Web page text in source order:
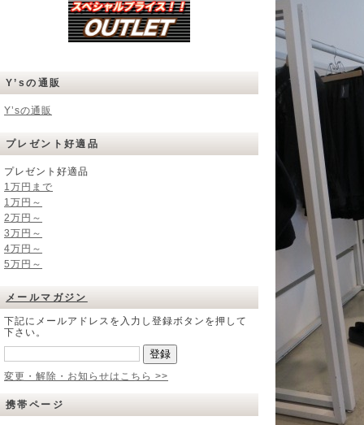
Y’sの通販
Y’sの通販
プレゼント好適品
プレゼント好適品
1万円まで
1万円～
2万円～
3万円～
4万円～
5万円～
メールマガジン
下記にメールアドレスを入力し登録ボタンを押して
下さい。
変更・解除・お知らせはこちら >>
携帯ページ